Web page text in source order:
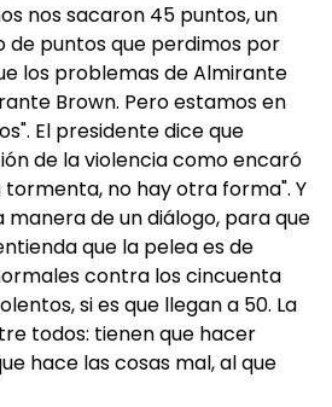
nos sacaron 45 puntos, un
puntos que perdimos por
los problemas de Almirante
Brown. Pero estamos en
El presidente dice que
de la violencia como encaró
tormenta, no hay otra forma". Y
manera de un diálogo, para que
que la pelea es de
contra los cincuenta
si es que llegan a 50. La
todos: tienen que hacer
hace las cosas mal, al que